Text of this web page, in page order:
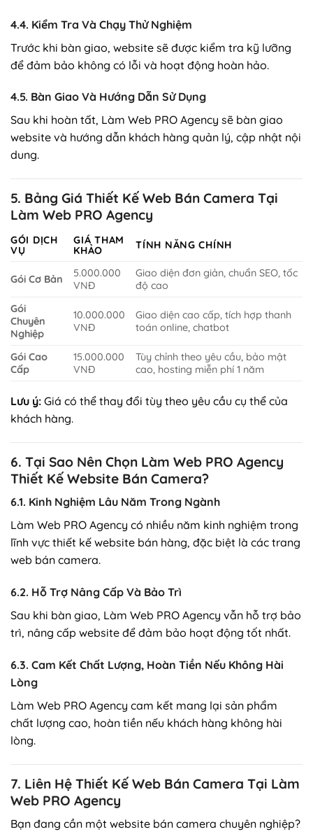
4.4. Kiểm Tra Và Chạy Thử Nghiệm
Trước khi bàn giao, website sẽ được kiểm tra kỹ lưỡng
để đảm bảo không có lỗi và hoạt động hoàn hảo.
4.5. Bàn Giao Và Hướng Dẫn Sử Dụng
Sau khi hoàn tất, Làm Web PRO Agency sẽ bàn giao
website và hướng dẫn khách hàng quản lý, cập nhật nội
dung.
5. Bảng Giá Thiết Kế Web Bán Camera Tại
Làm Web PRO Agency
GÓI DỊCH
VỤ
GIÁ THAM
KHẢO
TÍNH NĂNG CHÍNH
Gói Cơ Bản
5.000.000
VNĐ
Giao diện đơn giản, chuẩn SEO, tốc
độ cao
Gói
Chuyên
Nghiệp
10.000.000
VNĐ
Giao diện cao cấp, tích hợp thanh
toán online, chatbot
Gói Cao
Cấp
15.000.000
VNĐ
Tùy chỉnh theo yêu cầu, bảo mật
cao, hosting miễn phí 1 năm
Lưu ý: Giá có thể thay đổi tùy theo yêu cầu cụ thể của
khách hàng.
6. Tại Sao Nên Chọn Làm Web PRO Agency
Thiết Kế Website Bán Camera?
6.1. Kinh Nghiệm Lâu Năm Trong Ngành
Làm Web PRO Agency có nhiều năm kinh nghiệm trong
lĩnh vực thiết kế website bán hàng, đặc biệt là các trang
web bán camera.
6.2. Hỗ Trợ Nâng Cấp Và Bảo Trì
Sau khi bàn giao, Làm Web PRO Agency vẫn hỗ trợ bảo
trì, nâng cấp website để đảm bảo hoạt động tốt nhất.
6.3. Cam Kết Chất Lượng, Hoàn Tiền Nếu Không Hài
Lòng
Làm Web PRO Agency cam kết mang lại sản phẩm
chất lượng cao, hoàn tiền nếu khách hàng không hài
lòng.
7. Liên Hệ Thiết Kế Web Bán Camera Tại Làm
Web PRO Agency
Bạn đang cần một website bán camera chuyên nghiệp?